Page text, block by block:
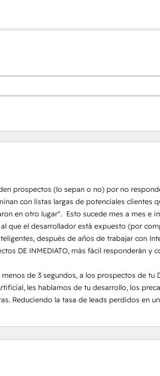
prospectos (lo sepan o no) por no
con listas largas de potenciales clientes
en otro lugar".  Esto sucede mes a mes e
que el desarrollador está expuesto (por
después de años de trabajar con
DE INMEDIATO, más fácil responderán y
de 3 segundos, a los prospectos de tu
les hablamos de tu desarrollo, los
Reduciendo la tasa de leads perdidos en